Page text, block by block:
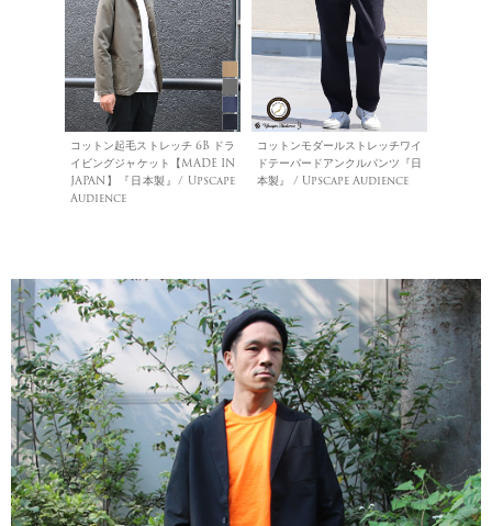
コットン起毛ストレッチ 6B ドラ
イビングジャケット【MADE IN
JAPAN】『日本製』/ Upscape
Audience
コットンモダールストレッチワイ
ドテーパードアンクルパンツ『日
本製』 / Upscape Audience